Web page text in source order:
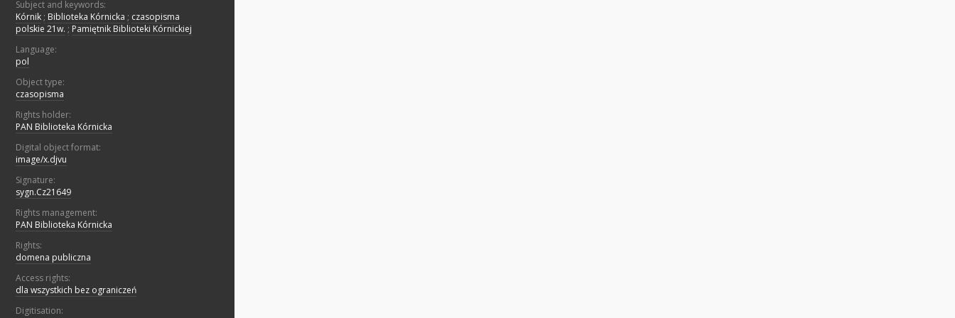
Subject and keywords:
Kórnik ; Biblioteka Kórnicka ; czasopisma
polskie 21w. ; Pamiętnik Biblioteki Kórnickiej
Language:
pol
Object type:
czasopisma
Rights holder:
PAN Biblioteka Kórnicka
Digital object format:
image/x.djvu
Signature:
sygn.Cz21649
Rights management:
PAN Biblioteka Kórnicka
Rights:
domena publiczna
Access rights:
dla wszystkich bez ograniczeń
Digitisation: